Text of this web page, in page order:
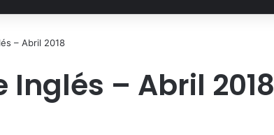
– Abril 2018
Inglés – Abril 2018